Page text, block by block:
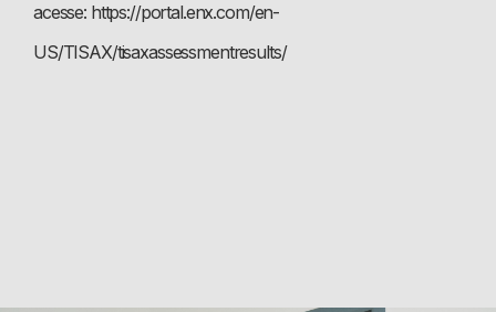
acesse: https://portal.enx.com/en-
US/TISAX/tisaxassessmentresults/